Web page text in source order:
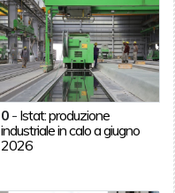
0 - Istat: produzione
industriale in calo a giugno
2026